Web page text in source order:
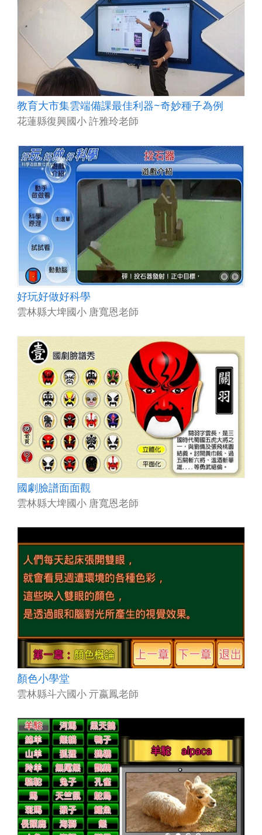
教育大市集雲端備課最佳利器~奇妙種子為例
花蓮縣復興國小 許雅玲老師
好玩好做好科學
雲林縣大埤國小 唐寬恩老師
國劇臉譜面面觀
雲林縣大埤國小 唐寬恩老師
顏色小學堂
雲林縣斗六國小 亓嬴鳳老師